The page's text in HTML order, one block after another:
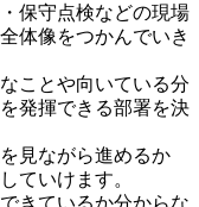
保守点検などの現場
体像をつかんでいき
ことや向いている分
発揮できる部署を決
見ながら進めるか
ていけます。
きているか分からな